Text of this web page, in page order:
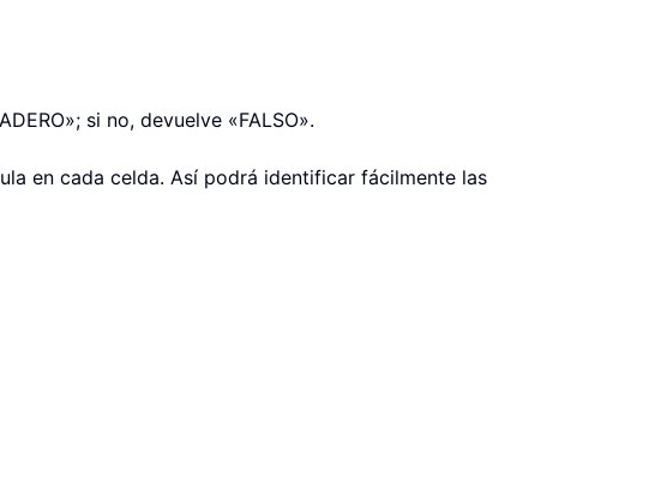
si no, devuelve «FALSO».
en cada celda. Así podrá identificar fácilmente las